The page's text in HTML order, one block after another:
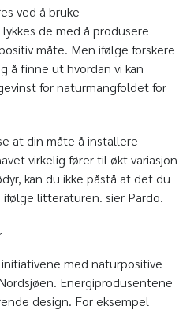
ved å bruke
de med å produsere
måte. Men ifølge forskere
å finne ut hvordan vi kan
for naturmangfoldet for
at din måte å installere
virkelig fører til økt variasjon
kan du ikke påstå at det du
litteraturen. sier Pardo.
med naturpositive
Energiprodusentene
design. For eksempel